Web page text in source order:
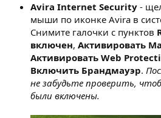
Avira Internet Security -
мыши по иконке Avira в
Снимите галочки с пунктов
включен, Активировать
Активировать Web
Включить Брандмауэр.
не забудьте проверить,
были включены.